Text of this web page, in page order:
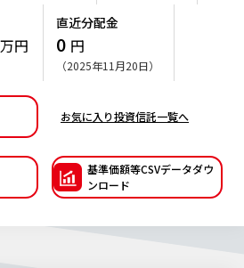
の選び方について
ト
ップ・コードへの対応
の方針と判断基準
円
直近分配金
0 円
（2025年11月20日）
お気に入り投資信託一覧へ
基準価額等CSVデータダウ
ンロード